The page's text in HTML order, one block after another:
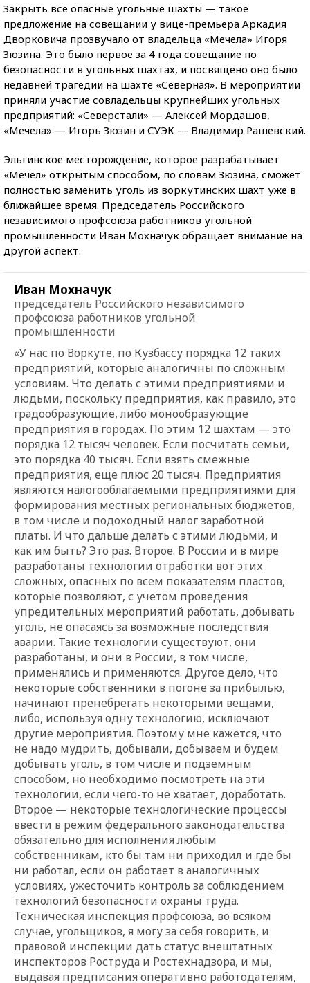
Закрыть все опасные угольные шахты — такое
предложение на совещании у вице-премьера Аркадия
Дворковича прозвучало от владельца «Мечела» Игоря
Зюзина. Это было первое за 4 года совещание по
безопасности в угольных шахтах, и посвящено оно было
недавней трагедии на шахте «Северная». В мероприятии
приняли участие совладельцы крупнейших угольных
предприятий: «Северстали» — Алексей Мордашов,
«Мечела» — Игорь Зюзин и СУЭК — Владимир Рашевский.
Эльгинское месторождение, которое разрабатывает
«Мечел» открытым способом, по словам Зюзина, сможет
полностью заменить уголь из воркутинских шахт уже в
ближайшее время. Председатель Российского
независимого профсоюза работников угольной
промышленности Иван Мохначук обращает внимание на
другой аспект.
Иван Мохначук
председатель Российского независимого
профсоюза работников угольной
промышленности
«У нас по Воркуте, по Кузбассу порядка 12 таких
предприятий, которые аналогичны по сложным
условиям. Что делать с этими предприятиями и
людьми, поскольку предприятия, как правило, это
градообразующие, либо монообразующие
предприятия в городах. По этим 12 шахтам — это
порядка 12 тысяч человек. Если посчитать семьи,
это порядка 40 тысяч. Если взять смежные
предприятия, еще плюс 20 тысяч. Предприятия
являются налогооблагаемыми предприятиями для
формирования местных региональных бюджетов,
в том числе и подоходный налог заработной
платы. И что дальше делать с этими людьми, и
как им быть? Это раз. Второе. В России и в мире
разработаны технологии отработки вот этих
сложных, опасных по всем показателям пластов,
которые позволяют, с учетом проведения
упредительных мероприятий работать, добывать
уголь, не опасаясь за возможные последствия
аварии. Такие технологии существуют, они
разработаны, и они в России, в том числе,
применялись и применяются. Другое дело, что
некоторые собственники в погоне за прибылью,
начинают пренебрегать некоторыми вещами,
либо, используя одну технологию, исключают
другие мероприятия. Поэтому мне кажется, что
не надо мудрить, добывали, добываем и будем
добывать уголь, в том числе и подземным
способом, но необходимо посмотреть на эти
технологии, если чего-то не хватает, доработать.
Второе — некоторые технологические процессы
ввести в режим федерального законодательства
обязательно для исполнения любым
собственникам, кто бы там ни приходил и где бы
ни работал, если он работает в аналогичных
условиях, ужесточить контроль за соблюдением
технологий безопасности охраны труда.
Техническая инспекция профсоюза, во всяком
случае, угольщиков, я могу за себя говорить, и
правовой инспекции дать статус внештатных
инспекторов Роструда и Ростехнадзора, и мы,
выдавая предписания оперативно работодателям,